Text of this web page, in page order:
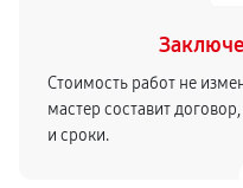
Стоимость работ не
мастер составит
и сроки.